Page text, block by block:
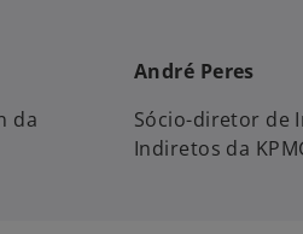
da
André Peres
Sócio-diretor de
Indiretos da